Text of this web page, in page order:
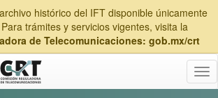
histórico del IFT disponible únicamente
trámites y servicios vigentes, visita la
de Telecomunicaciones: gob.mx/crt